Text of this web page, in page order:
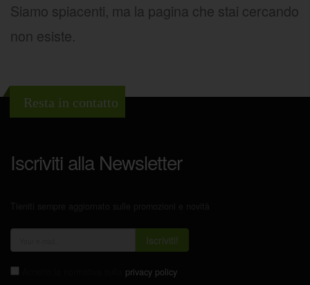
Siamo spiacenti, ma la pagina che stai cercando
non esiste.
Resta in contatto
Iscriviti alla Newsletter
Iscriviti!
privacy policy